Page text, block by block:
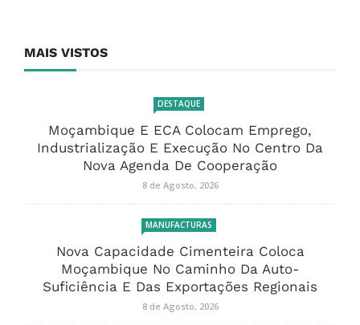
MAIS VISTOS
DESTAQUE
Moçambique E ECA Colocam Emprego,
Industrialização E Execução No Centro Da
Nova Agenda De Cooperação
8 de Agosto, 2026
MANUFACTURAS
Nova Capacidade Cimenteira Coloca
Moçambique No Caminho Da Auto-
Suficiência E Das Exportações Regionais
8 de Agosto, 2026